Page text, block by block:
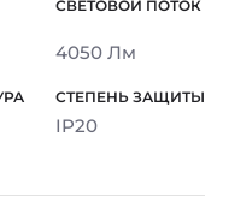
4050 Лм
IP20